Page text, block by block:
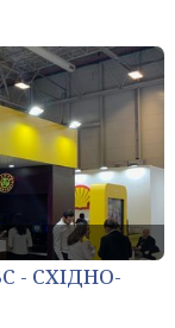
- СХІДНО-